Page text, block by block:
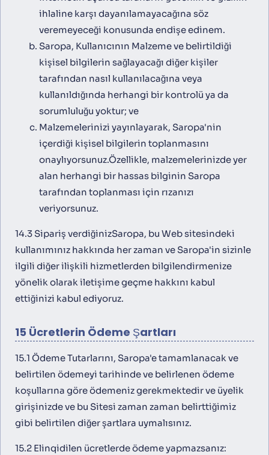
ihlaline karşı dayanılamayacağına söz
veremeyeceği konusunda endişe edinem.
Saropa, Kullanıcının Malzeme ve belirtildiği
kişisel bilgilerin sağlayacağı diğer kişiler
tarafından nasıl kullanılacağına veya
kullanıldığında herhangi bir kontrolü ya da
sorumluluğu yoktur; ve
Malzemelerinizi yayınlayarak, Saropa'nin
içerdiği kişisel bilgilerin toplanmasını
onaylıyorsunuz.Özellikle, malzemelerinizde yer
alan herhangi bir hassas bilginin Saropa
tarafından toplanması için rızanızı
veriyorsunuz.
14.3 Sipariş verdiğinizSaropa, bu Web sitesindeki
kullanımınız hakkında her zaman ve Saropa'in sizinle
ilgili diğer ilişkili hizmetlerden bilgilendirmenize
yönelik olarak iletişime geçme hakkını kabul
ettiğinizi kabul ediyoruz.
15 Ücretlerin Ödeme Şartları
15.1 Ödeme Tutarlarını, Saropa'e tamamlanacak ve
belirtilen ödemeyi tarihinde ve belirlenen ödeme
koşullarına göre ödemeniz gerekmektedir ve üyelik
girişinizde ve bu Sitesi zaman zaman belirttiğimiz
gibi belirtilen diğer şartlara uymalısınız.
15.2 Elinqidilen ücretlerde ödeme yapmazsanız: